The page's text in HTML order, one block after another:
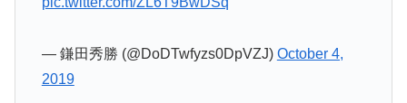
— 鎌田秀勝 (@DoDTwfyzs0DpVZJ) October 4,
2019